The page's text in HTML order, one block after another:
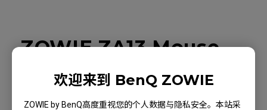
欢迎来到 BenQ ZOWIE
ZOWIE by BenQ高度重视您的个人数据与隐私安全。本站采
ZOWIE ZA13 Mouse
for Esports White
Edition